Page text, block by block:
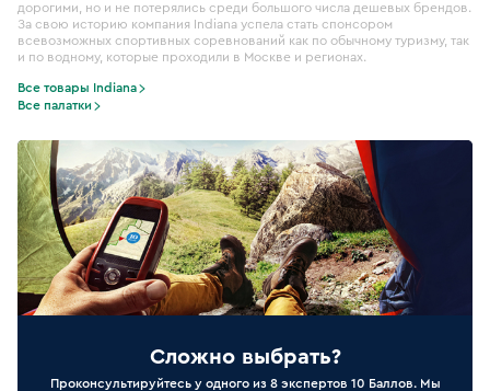
дорогими, но и не потерялись среди большого числа дешевых брендов.
За свою историю компания Indiana успела стать спонсором
всевозможных спортивных соревнований как по обычному туризму, так
и по водному, которые проходили в Москве и регионах.
Все товары Indiana
Все палатки
Сложно выбрать?
Проконсультируйтесь у одного из 8 экспертов 10 Баллов. Мы